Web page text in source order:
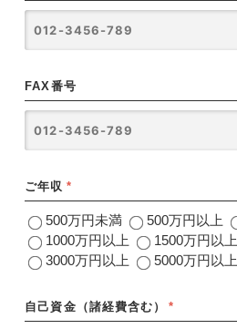
FAX番号
ご年収 *
500万円未満 500万円以上
1000万円以上
1500万円以上
3000万円以上
5000万円以上
自己資金（諸経費含む） *